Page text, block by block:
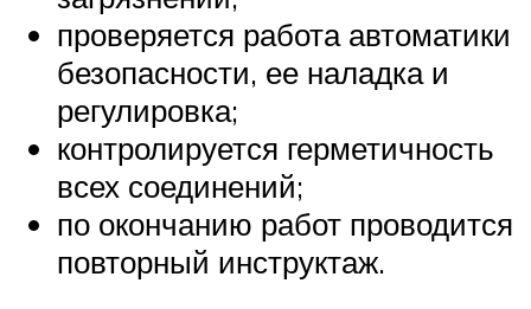
проверяется работа автоматики
безопасности, ее наладка и
регулировка;
контролируется герметичность
всех соединений;
по окончанию работ проводится
повторный инструктаж.